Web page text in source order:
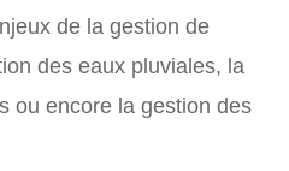
de la gestion de
des eaux pluviales, la
ou encore la gestion des